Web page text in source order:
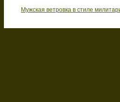
Мужская ветровка в стиле